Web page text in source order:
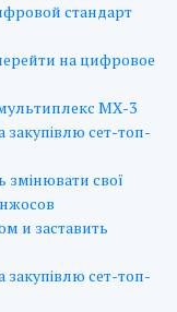
стандарт
на цифровое
мультиплекс МХ-3
закупівлю сет-топ-
свої
и заставить
закупівлю сет-топ-